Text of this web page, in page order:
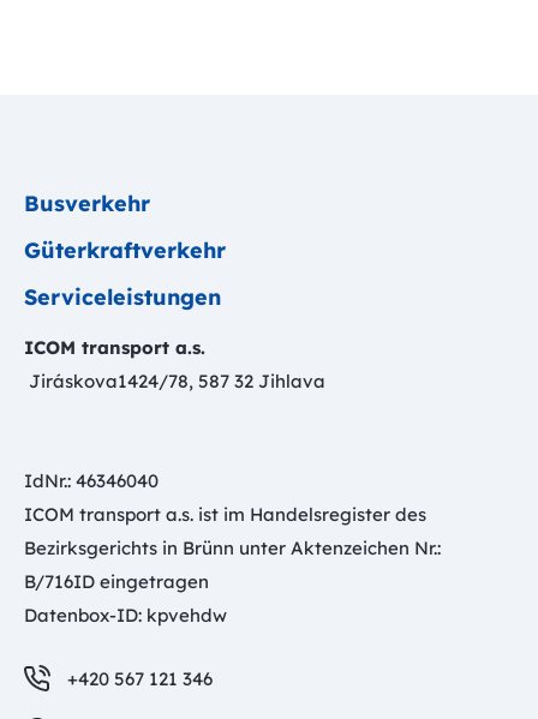
Busverkehr
Güterkraftverkehr
Serviceleistungen
ICOM transport a.s.
Jiráskova1424/78, 587 32 Jihlava
IdNr.: 46346040
ICOM transport a.s. ist im Handelsregister des
Bezirksgerichts in Brünn unter Aktenzeichen Nr.:
B/716ID eingetragen
Datenbox-ID: kpvehdw
+420 567 121 346